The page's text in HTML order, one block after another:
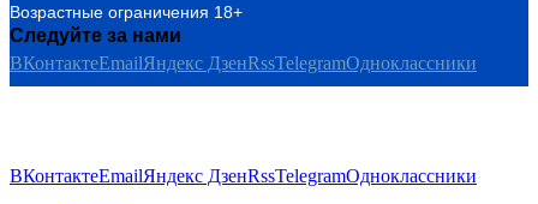
Возрастные ограничения 18+
Следуйте за нами
ВКонтактеEmailЯндекс ДзенRssTelegramОдноклассники
ВКонтактеEmailЯндекс ДзенRssTelegramОдноклассники